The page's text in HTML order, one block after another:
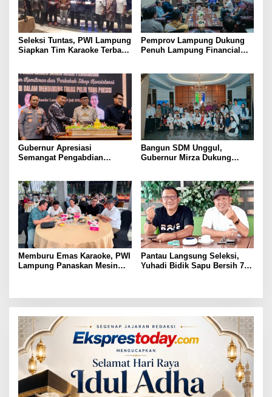
Seleksi Tuntas, PWI Lampung
Siapkan Tim Karaoke Terbaik
Pemprov Lampung Dukung
Penuh Lampung Financial
Gubernur Apresiasi
Semangat Pengabdian
Bangun SDM Unggul,
Gubernur Mirza Dukung
Lampung
Memburu Emas Karaoke, PWI
Lampung Panaskan Mesin
Pantau Langsung Seleksi,
Yuhadi Bidik Sapu Bersih 7